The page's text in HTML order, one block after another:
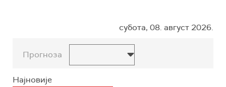
субота, 08. август 2026.
Прогноза
Најновије